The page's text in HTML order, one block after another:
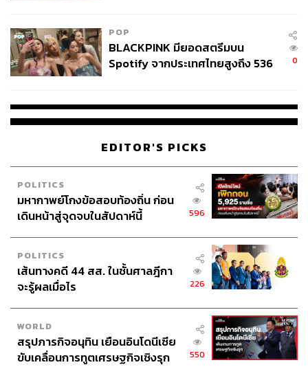
POP
BLACKPINK มียอดสตรีมบน
Spotify จากประเทศไทยสูงถึง 536
0
EDITOR'S PICKS
POLITICS
มหากาพย์โกงข้อสอบท้องถิ่น ก่อน
เดินหน้าสู่จุดจบในสัปดาห์นี้
596
POLITICS
เส้นทางคดี 44 สส. ในชั้นศาลฎีกา
จะรู้ผลเมื่อไร
226
WORLD
สรุปภารกิจอนุทิน เยือนอินโดนีเซีย
ขับเคลื่อนการทูตเศรษฐกิจเชิงรุก
550